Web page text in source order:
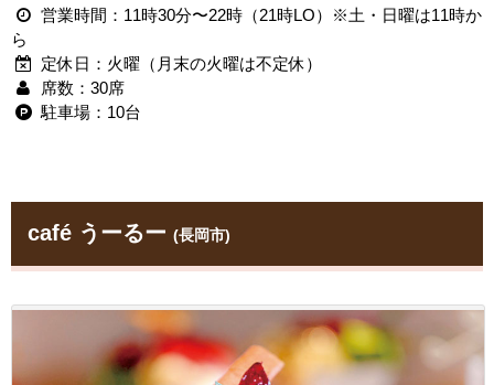
営業時間：11時30分〜22時（21時LO）※土・日曜は11時か
ら
定休日：火曜（月末の火曜は不定休）
席数：30席
駐車場：10台
café うーるー (長岡市)